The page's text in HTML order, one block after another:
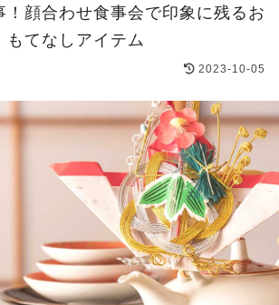
！顔合わせ食事会で印象に残るお
もてなしアイテム
2023-10-05